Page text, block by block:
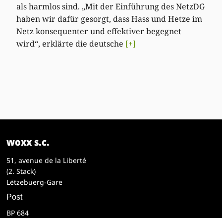
als harmlos sind. „Mit der Einführung des NetzDG
haben wir dafür gesorgt, dass Hass und Hetze im
Netz konsequenter und effektiver begegnet
wird“, erklärte die deutsche [+]
woxx s.c.
51, avenue de la Liberté
(2. Stack)
Lëtzebuerg-Gare
Post
BP 684